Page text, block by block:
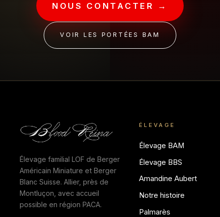
NOUS CONTACTER →
VOIR LES PORTÉES BAM
Élevage familial LOF de Berger
Américain Miniature et Berger
Blanc Suisse. Allier, près de
Montluçon, avec accueil
possible en région PACA.
ÉLEVAGE
Élevage BAM
Élevage BBS
Amandine Aubert
Notre histoire
Palmarès